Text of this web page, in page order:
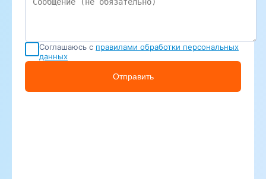
Соглашаюсь с правилами обработки персональных
данных
Отправить